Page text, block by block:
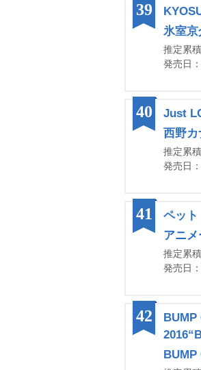
氷室京
推定累
発売日
39
Just
西野カ
推定累
発売日
40
ペット
アニ
推定累
発売日
41
BUMP
BUMP
42